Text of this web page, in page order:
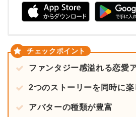
ファンタジー感溢れる恋愛
2つのストーリーを同時に楽
アバターの種類が豊富